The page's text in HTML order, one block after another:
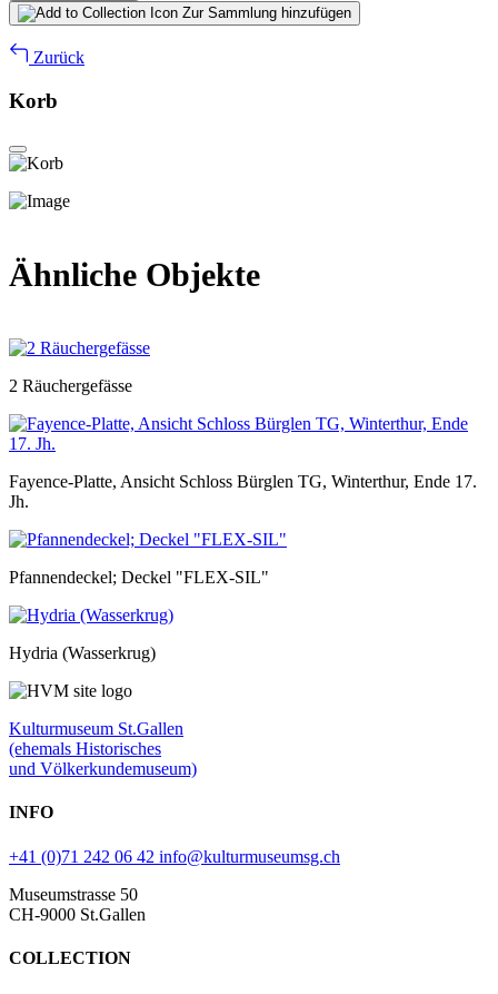
Zur Sammlung hinzufügen
Zurück
Korb
Ähnliche Objekte
2 Räuchergefässe
Fayence-Platte, Ansicht Schloss Bürglen TG, Winterthur, Ende 17.
Jh.
Pfannendeckel; Deckel "FLEX-SIL"
Hydria (Wasserkrug)
Kulturmuseum St.Gallen
(ehemals Historisches
und Völkerkundemuseum)
INFO
+41 (0)71 242 06 42 info@kulturmuseumsg.ch
Museumstrasse 50
CH-9000 St.Gallen
COLLECTION